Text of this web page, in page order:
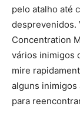
pelo atalho até
desprevenidos.
Concentration
vários inimigos
mire
alguns inimigos
para